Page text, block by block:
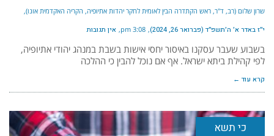
שרון שלום (רב, ד"ר, ראש הקתדרה הבין לאומית לחקר יהדות אתיופיה, הקריה האקדמית אונו)
י״ז באדר א׳ ה׳תשפ״ד (פברואר 26, 2024) 3:08 pm אין תגובות
בשבוע שעבר עסקנו באיסור יחסי אישות בשבת במנהג יהודי אתיופיה,
לפי קהילת ביתא ישראל. אף אם נוכל להבין כי ההלכה
קרא עוד ←
כי תשא